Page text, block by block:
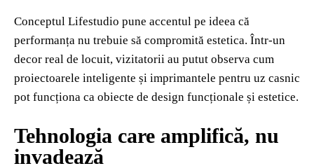
Conceptul Lifestudio pune accentul pe ideea că
performanța nu trebuie să compromită estetica. Într-un
decor real de locuit, vizitatorii au putut observa cum
proiectoarele inteligente și imprimantele pentru uz casnic
pot funcționa ca obiecte de design funcționale și estetice.
Tehnologia care amplifică, nu
invadează